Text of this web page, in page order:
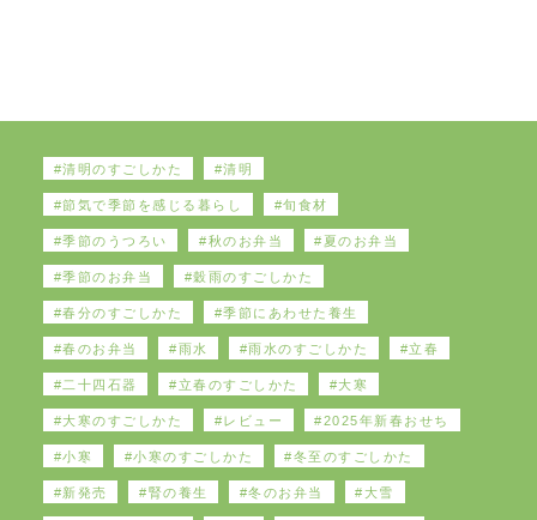
清明のすごしかた 清明
節気で季節を感じる暮らし 旬食材
季節のうつろい 秋のお弁当 夏のお弁当
季節のお弁当 穀雨のすごしかた
春分のすごしかた 季節にあわせた養生
春のお弁当 雨水 雨水のすごしかた 立春
二十四石器 立春のすごしかた 大寒
大寒のすごしかた レビュー 2025年新春おせち
小寒 小寒のすごしかた 冬至のすごしかた
新発売 腎の養生 冬のお弁当 大雪